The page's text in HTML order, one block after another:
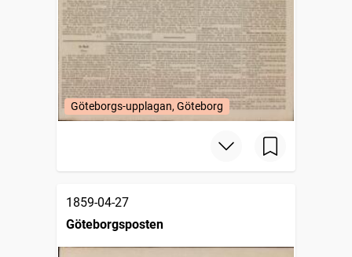
Göteborgs-upplagan, Göteborg
1859-04-27
Göteborgsposten